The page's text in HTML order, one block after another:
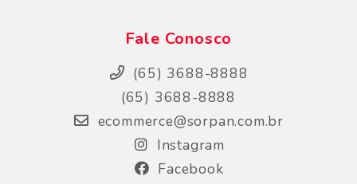
Fale Conosco
(65) 3688-8888
(65) 3688-8888
ecommerce@sorpan.com.br
Instagram
Facebook